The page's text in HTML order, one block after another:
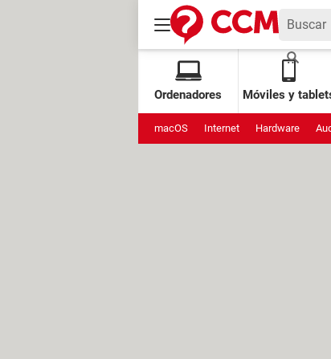
Ordenadores Móviles y
macOS Internet Hardware